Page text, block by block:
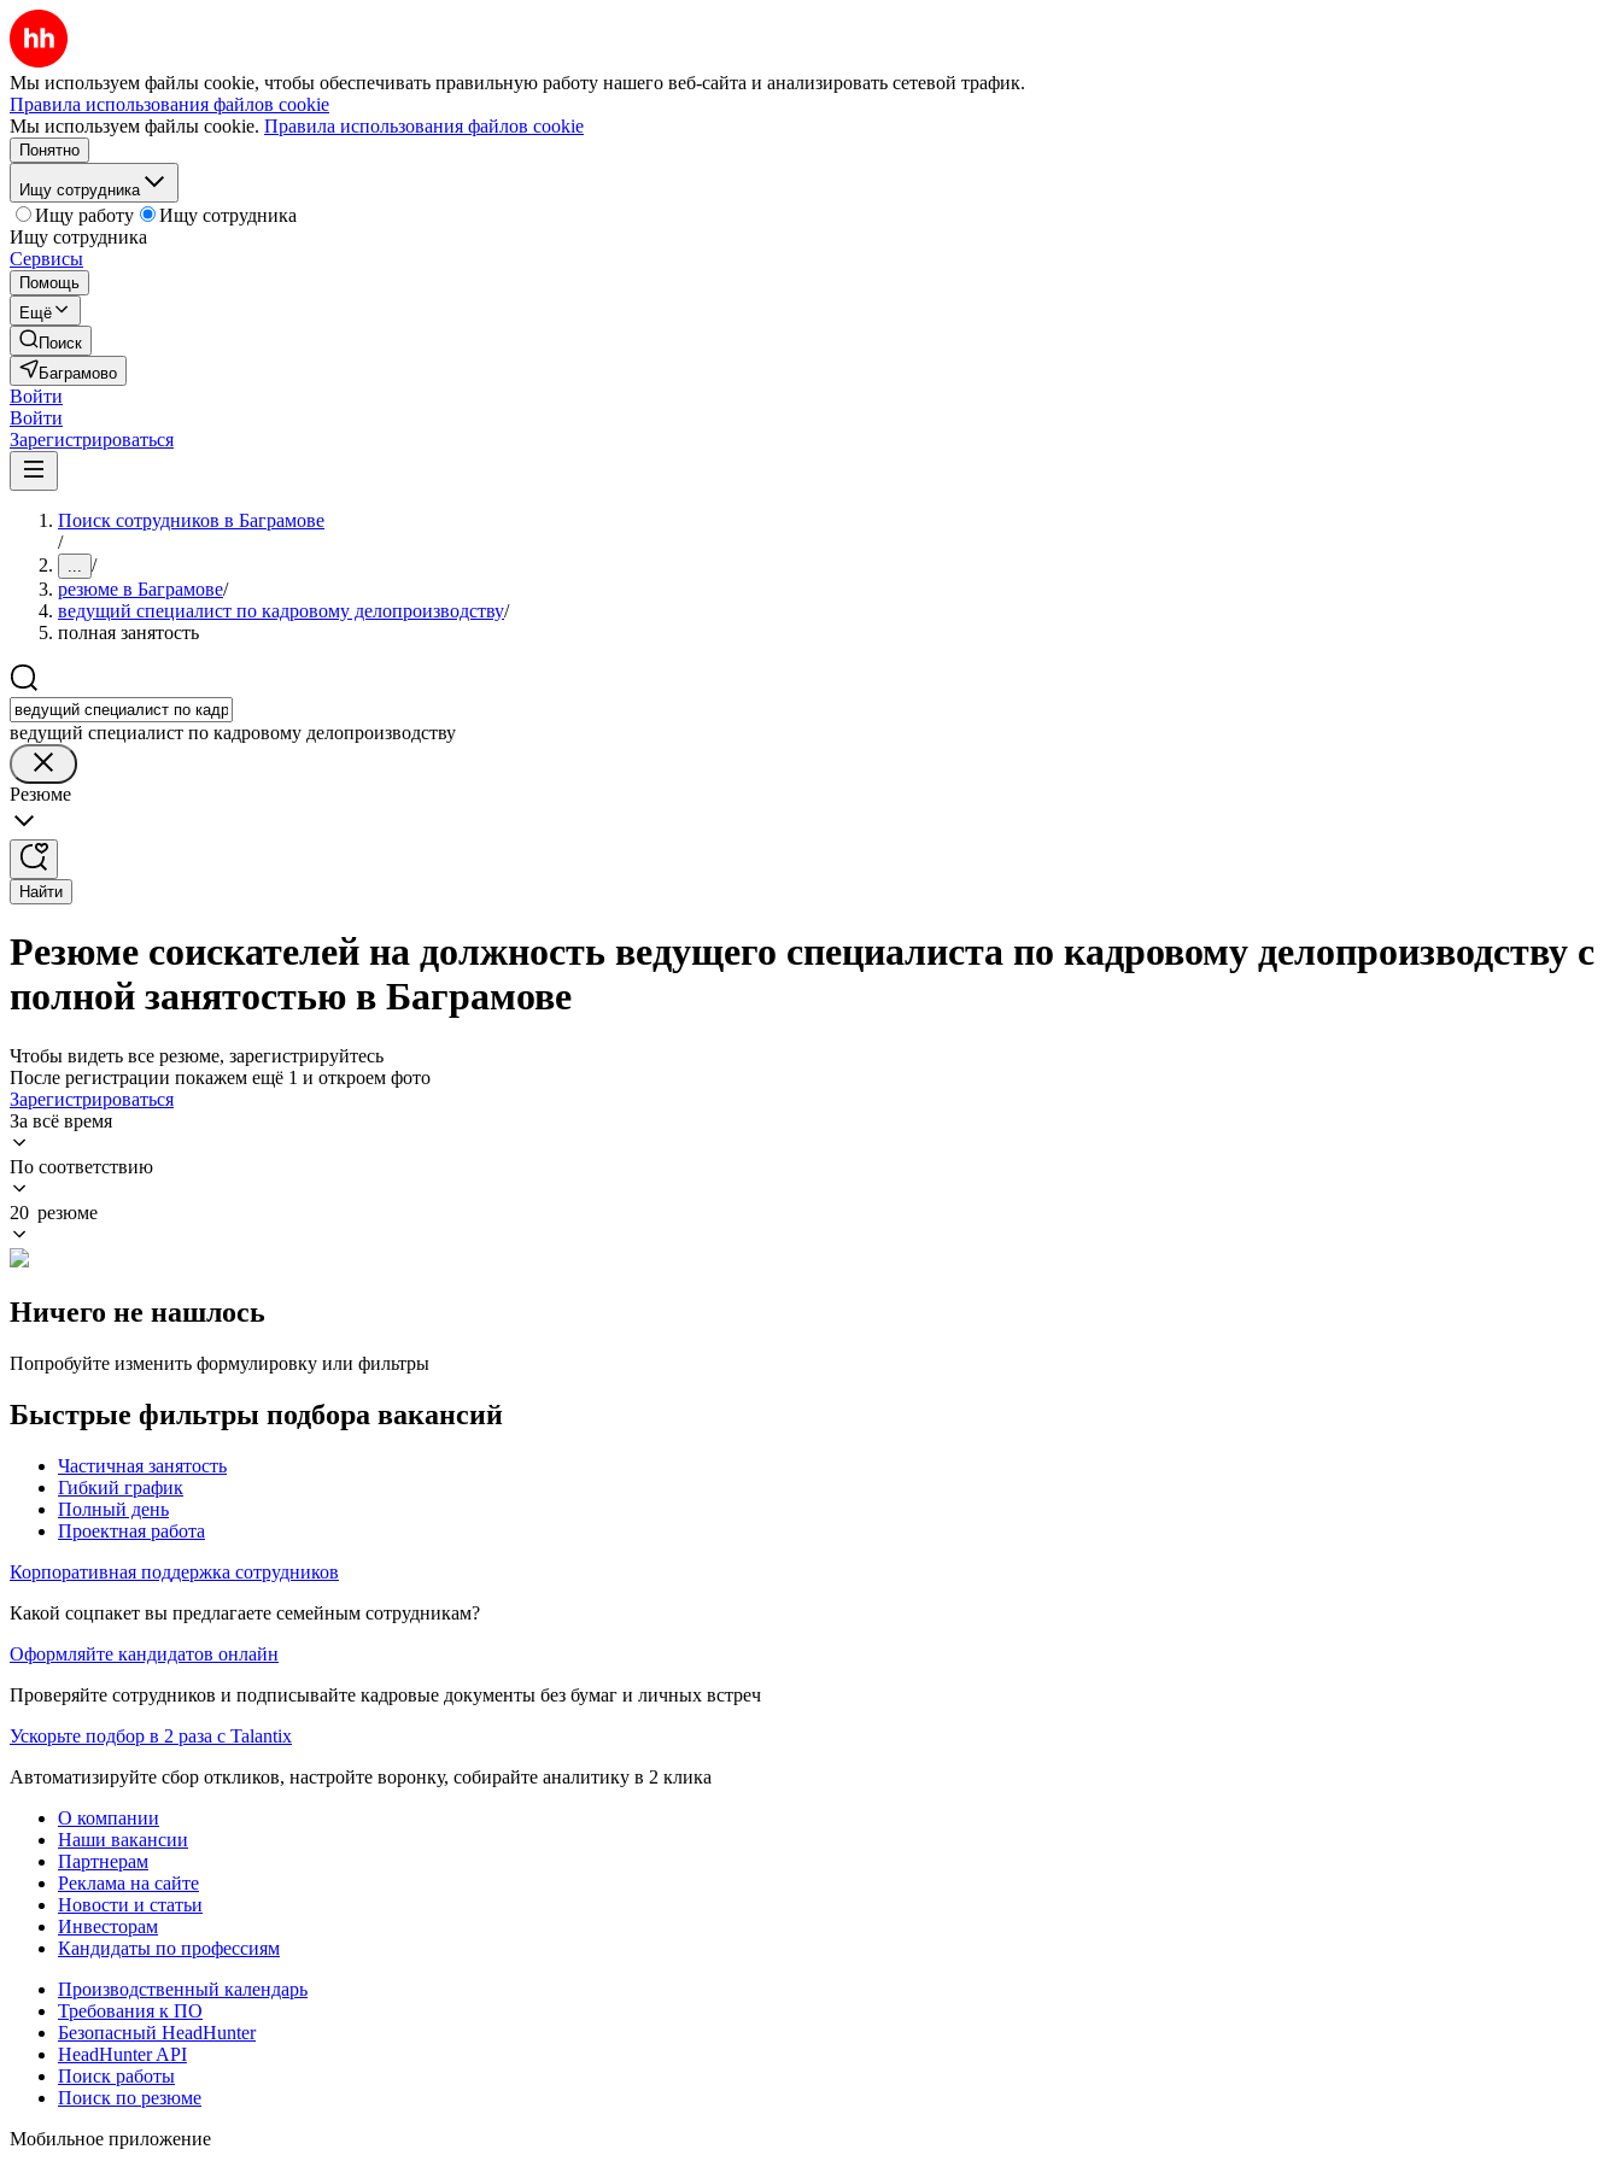
Мы используем файлы cookie, чтобы обеспечивать правильную работу нашего веб-сайта и анализировать сетевой трафик.
Правила использования файлов cookie
Мы используем файлы cookie. Правила использования файлов cookie
Понятно
Ищу сотрудника
Ищу работу
Ищу сотрудника
Ищу сотрудника
Сервисы
Помощь
Ещё
Поиск
Баграмово
Войти
Войти
Зарегистрироваться
Поиск сотрудников в Баграмове
/
... /
резюме в Баграмове/
ведущий специалист по кадровому делопроизводству/
полная занятость
ведущий специалист по кадровому делопроизводству
Резюме
Найти
Резюме соискателей на должность ведущего специалиста по кадровому делопроизводству с
полной занятостью в Баграмове
Чтобы видеть все резюме, зарегистрируйтесь
После регистрации покажем ещё 1 и откроем фото
Зарегистрироваться
За всё время
По соответствию
20 резюме
Ничего не нашлось
Попробуйте изменить формулировку или фильтры
Быстрые фильтры подбора вакансий
Частичная занятость
Гибкий график
Полный день
Проектная работа
Корпоративная поддержка сотрудников
Какой соцпакет вы предлагаете семейным сотрудникам?
Оформляйте кандидатов онлайн
Проверяйте сотрудников и подписывайте кадровые документы без бумаг и личных встреч
Ускорьте подбор в 2 раза с Talantix
Автоматизируйте сбор откликов, настройте воронку, собирайте аналитику в 2 клика
О компании
Наши вакансии
Партнерам
Реклама на сайте
Новости и статьи
Инвесторам
Кандидаты по профессиям
Производственный календарь
Требования к ПО
Безопасный HeadHunter
HeadHunter API
Поиск работы
Поиск по резюме
Мобильное приложение